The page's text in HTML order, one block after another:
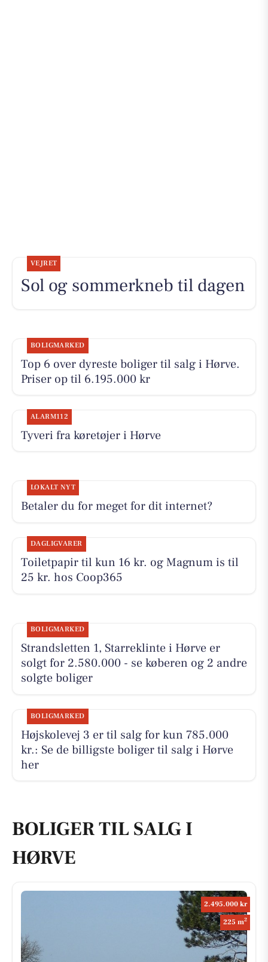
VEJRET
Sol og sommerkneb til dagen
BOLIGMARKED
Top 6 over dyreste boliger til salg i Hørve.
Priser op til 6.195.000 kr
ALARM112
Tyveri fra køretøjer i Hørve
LOKALT NYT
Betaler du for meget for dit internet?
DAGLIGVARER
Toiletpapir til kun 16 kr. og Magnum is til
25 kr. hos Coop365
BOLIGMARKED
Strandsletten 1, Starreklinte i Hørve er
solgt for 2.580.000 - se køberen og 2 andre
solgte boliger
BOLIGMARKED
Højskolevej 3 er til salg for kun 785.000
kr.: Se de billigste boliger til salg i Hørve
her
BOLIGER TIL SALG I
HØRVE
2.495.000 kr
225 m2